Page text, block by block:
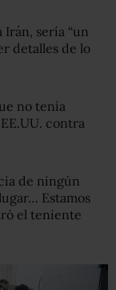
sería “un
detalles de lo
no tenía
contra
de ningún
Estamos
el teniente